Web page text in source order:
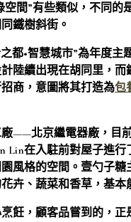
間”有些類似，不同的
鐵樹斜街。
都•智慧城市”為年度
陸續出現在胡同里，
商，意圖將其打造為包
——北京繼電器廠，目
Lin在入駐前對屋子進行
風格的空間。壹勺子
卉、蔬菜和香草，基本
飪，顧客品嘗到的，